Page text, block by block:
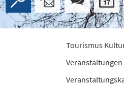
Tourismus
Veranstaltungen